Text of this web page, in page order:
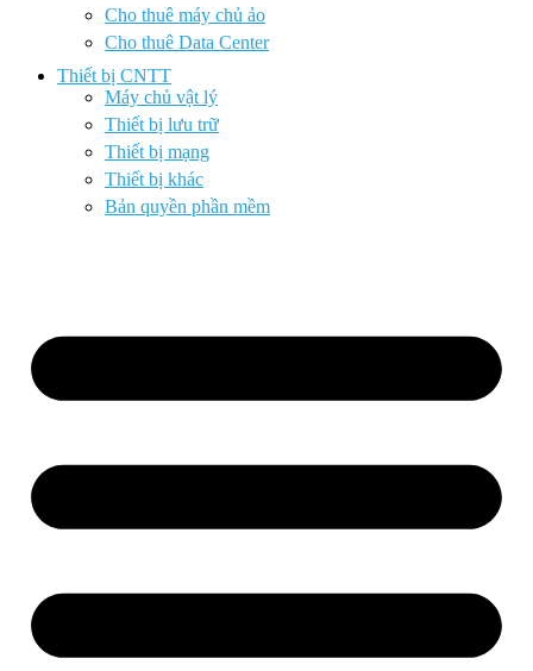
Cho thuê máy chủ ảo
Cho thuê Data Center
Thiết bị CNTT
Máy chủ vật lý
Thiết bị lưu trữ
Thiết bị mạng
Thiết bị khác
Bản quyền phần mềm